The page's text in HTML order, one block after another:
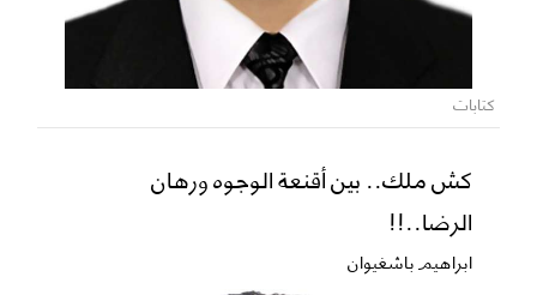
كتابات
كش ملك.. بين أقنعة الوجوه ورهان
الرضا..!!
ابراهيم باشغيوان